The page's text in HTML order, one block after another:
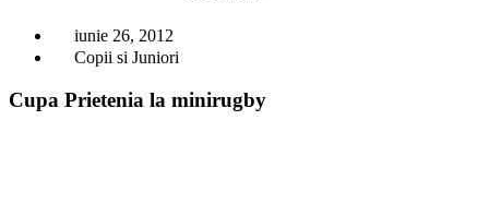
iunie 26, 2012
Copii si Juniori
Cupa Prietenia la minirugby